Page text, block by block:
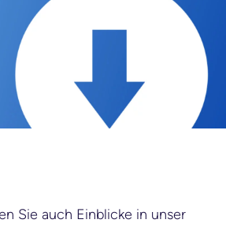
Sie auch Einblicke in unser